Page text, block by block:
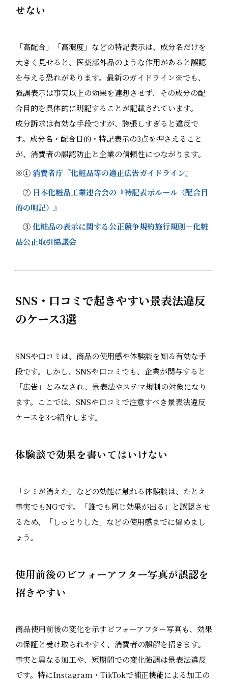
せない
「高配合」「高濃度」などの特記表示は、成分名だけを
大きく見せると、医薬部外品のような作用があると誤認
を与える恐れがあります。最新のガイドライン※でも、
強調表示は事実以上の効果を連想させず、その成分の配
合目的を具体的に明記することが記載されています。
成分訴求は有効な手段ですが、誇張しすぎると違反で
す。成分名・配合目的・特記表示の3点を押さえること
が、消費者の誤認防止と企業の信頼性につながります。
※①消費者庁『化粧品等の適正広告ガイドライン』
② 日本化粧品工業連合会の『特記表示ルール（配合目
的の明記）』
③化粧品の表示に関する公正競争規約施行規則－化粧
品公正取引協議会
SNS・口コミで起きやすい景表法違反
のケース3選
SNSや口コミは、商品の使用感や体験談を知る有効な手
段です。しかし、SNSや口コミでも、企業が関与すると
「広告」とみなされ、景表法やステマ規制の対象になり
ます。ここでは、SNSや口コミで注意すべき景表法違反
ケースを3つ紹介します。
体験談で効果を書いてはいけない
「シミが消えた」などの効能に触れる体験談は、たとえ
事実でもNGです。「誰でも同じ効果が出る」と誤認させ
るため、「しっとりした」などの使用感までに留めまし
ょう。
使用前後のビフォーアフター写真が誤認を
招きやすい
商品使用前後の変化を示すビフォーアフター写真も、効果
の保証と受け取られやすく、消費者の誤解を招きます。
事実と異なる加工や、短期間での変化強調は景表法違反
です。特にInstagram・TikTokで補正機能による加工の